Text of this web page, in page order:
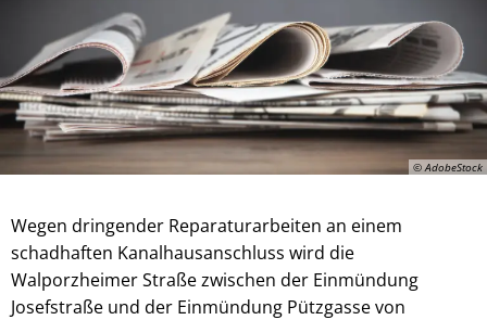
© AdobeStock
Wegen dringender Reparaturarbeiten an einem
schadhaften Kanalhausanschluss wird die
Walporzheimer Straße zwischen der Einmündung
Josefstraße und der Einmündung Pützgasse von